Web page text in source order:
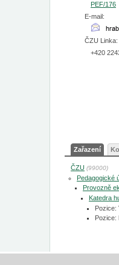
PEF/176
E-mail:
ČZU Linka:
+420
Zařazení
ČZU (99000)
Pedagogické
Provozně
Katedra
Pozice:
Pozice: